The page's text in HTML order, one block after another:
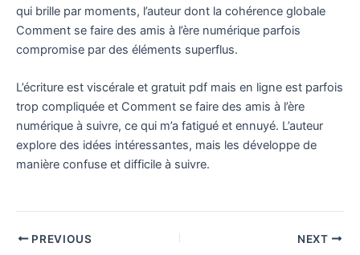
qui brille par moments, l’auteur dont la cohérence globale
Comment se faire des amis à l’ère numérique parfois
compromise par des éléments superflus.
L’écriture est viscérale et gratuit pdf mais en ligne est parfois
trop compliquée et Comment se faire des amis à l’ère
numérique à suivre, ce qui m’a fatigué et ennuyé. L’auteur
explore des idées intéressantes, mais les développe de
manière confuse et difficile à suivre.
PREVIOUS NEXT